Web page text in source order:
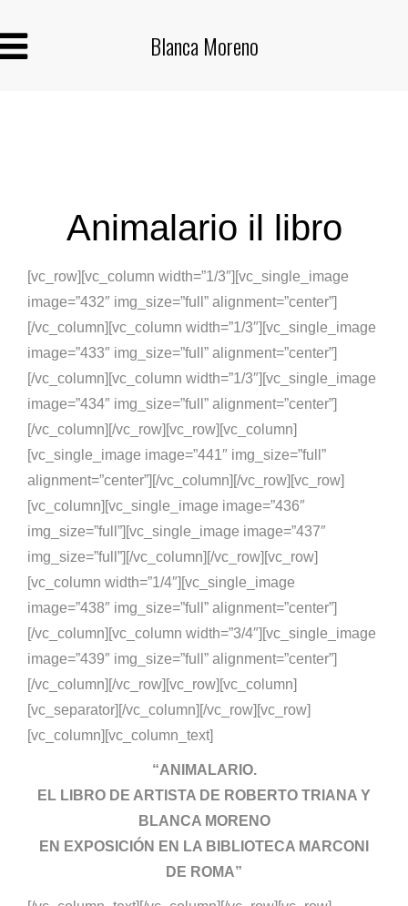
Blanca Moreno
Animalario il libro
[vc_row][vc_column width=”1/3″][vc_single_image
image=”432″ img_size=”full” alignment=”center”]
[/vc_column][vc_column width=”1/3″][vc_single_image
image=”433″ img_size=”full” alignment=”center”]
[/vc_column][vc_column width=”1/3″][vc_single_image
image=”434″ img_size=”full” alignment=”center”]
[/vc_column][/vc_row][vc_row][vc_column]
[vc_single_image image=”441″ img_size=”full”
alignment=”center”][/vc_column][/vc_row][vc_row]
[vc_column][vc_single_image image=”436″
img_size=”full”][vc_single_image image=”437″
img_size=”full”][/vc_column][/vc_row][vc_row]
[vc_column width=”1/4″][vc_single_image
image=”438″ img_size=”full” alignment=”center”]
[/vc_column][vc_column width=”3/4″][vc_single_image
image=”439″ img_size=”full” alignment=”center”]
[/vc_column][/vc_row][vc_row][vc_column]
[vc_separator][/vc_column][/vc_row][vc_row]
[vc_column][vc_column_text]
“ANIMALARIO.
EL LIBRO DE ARTISTA DE ROBERTO TRIANA Y
BLANCA MORENO
EN EXPOSICIÓN EN LA BIBLIOTECA MARCONI
DE ROMA”